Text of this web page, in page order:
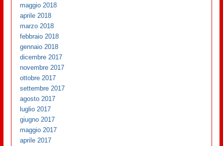
maggio 2018
aprile 2018
marzo 2018
febbraio 2018
gennaio 2018
dicembre 2017
novembre 2017
ottobre 2017
settembre 2017
agosto 2017
luglio 2017
giugno 2017
maggio 2017
aprile 2017